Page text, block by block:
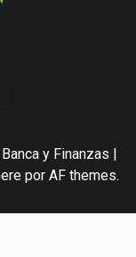
y Finanzas |
por AF themes.